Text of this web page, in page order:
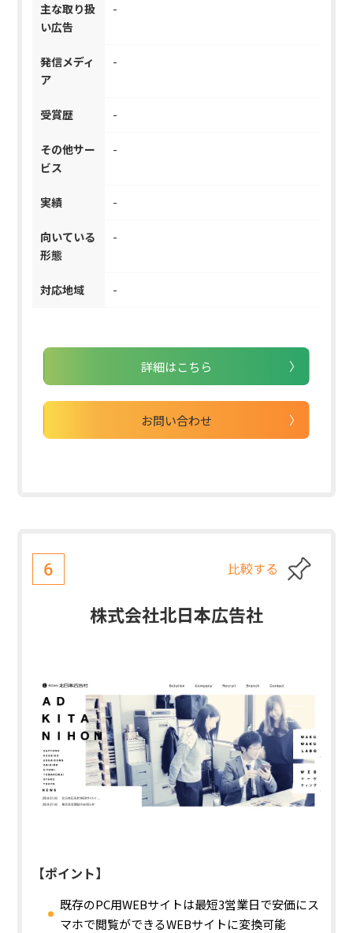
主な取り扱
い広告
-
発信メディ
ア
-
受賞歴 -
その他サー
ビス
-
実績 -
向いている
形態
-
対応地域 -
詳細はこちら
お問い合わせ
6 比較する
株式会社北日本広告社
【ポイント】
既存のPC用WEBサイトは最短3営業日で安価にス
マホで閲覧ができるWEBサイトに変換可能